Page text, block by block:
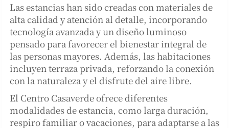
Las estancias han sido creadas con materiales de
alta calidad y atención al detalle, incorporando
tecnología avanzada y un diseño luminoso
pensado para favorecer el bienestar integral de
las personas mayores. Además, las habitaciones
incluyen terraza privada, reforzando la conexión
con la naturaleza y el disfrute del aire libre.
El Centro Casaverde ofrece diferentes
modalidades de estancia, como larga duración,
respiro familiar o vacaciones, para adaptarse a las